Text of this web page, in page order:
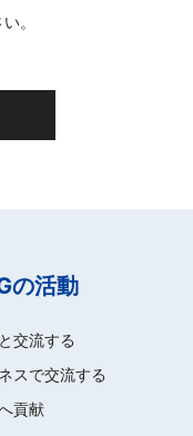
。
の活動
交流する
スで交流する
貢献